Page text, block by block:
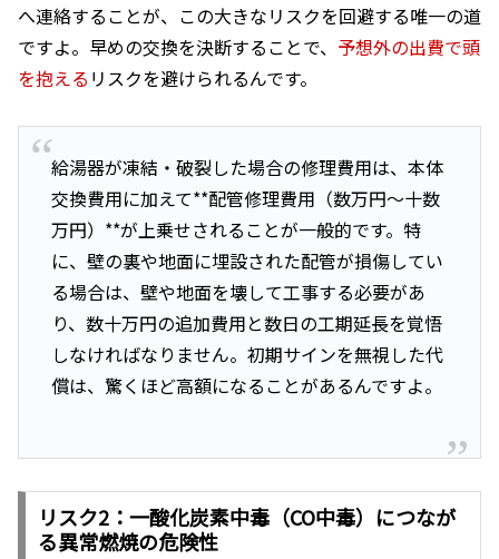
へ連絡することが、この大きなリスクを回避する唯一の道
ですよ。早めの交換を決断することで、 予想外の出費で頭
を抱える リスクを避けられるんです。
給湯器が凍結・破裂した場合の修理費用は、本体
交換費用に加えて**配管修理費用（数万円〜十数
万円）**が上乗せされることが一般的です。特
に、壁の裏や地面に埋設された配管が損傷してい
る場合は、壁や地面を壊して工事する必要があ
り、数十万円の追加費用と数日の工期延長を覚悟
しなければなりません。初期サインを無視した代
償は、驚くほど高額になることがあるんですよ。
リスク2：一酸化炭素中毒（CO中毒）につなが
る異常燃焼の危険性